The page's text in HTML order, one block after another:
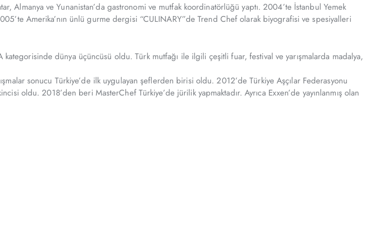
Almanya ve Yunanistan’da gastronomi ve mutfak koordinatörlüğü yaptı. 2004’te İstanbul Yemek
Amerika’nın ünlü gurme dergisi “CULINARY”de Trend Chef olarak biyografisi ve spesiyalleri
dünya üçüncüsü oldu. Türk mutfağı ile ilgili çeşitli fuar, festival ve yarışmalarda madalya,
sonucu Türkiye’de ilk uygulayan şeflerden birisi oldu. 2012’de Türkiye Aşçılar Federasyonu
oldu. 2018’den beri MasterChef Türkiye’de jürilik yapmaktadır. Ayrıca Exxen’de yayınlanmış olan